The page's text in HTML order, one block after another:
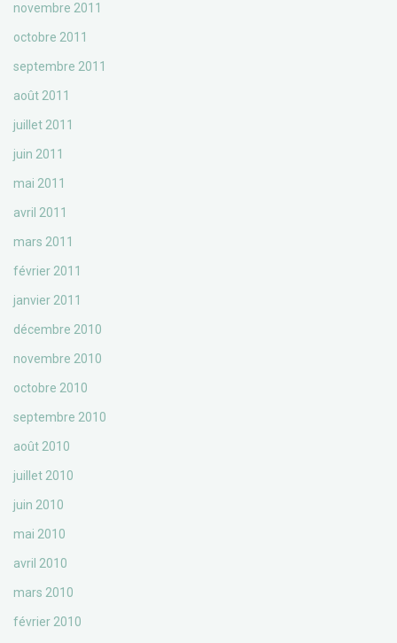
novembre 2011
octobre 2011
septembre 2011
août 2011
juillet 2011
juin 2011
mai 2011
avril 2011
mars 2011
février 2011
janvier 2011
décembre 2010
novembre 2010
octobre 2010
septembre 2010
août 2010
juillet 2010
juin 2010
mai 2010
avril 2010
mars 2010
février 2010